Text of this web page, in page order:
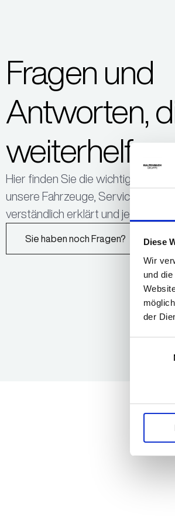
Diese
Wir
und
der
Fragen und
Antworten,
weiterhelfen.
Hier finden Sie die wichtigsten
unsere Fahrzeuge, Services und
verständlich erklärt und jederzeit
Sie haben noch Fragen?